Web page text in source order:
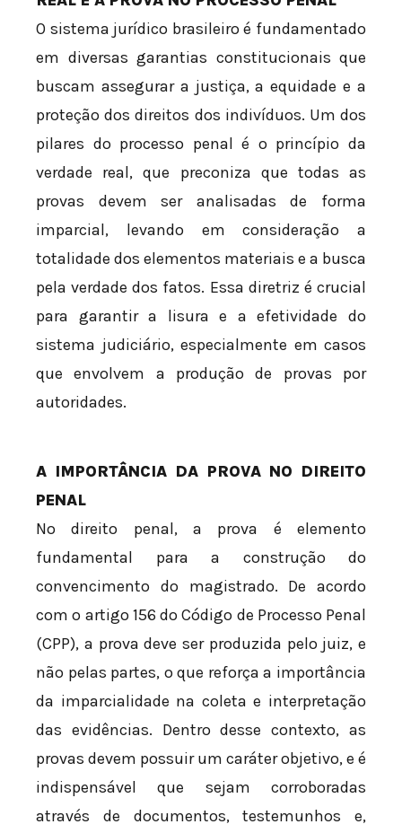
O sistema jurídico brasileiro é fundamentado
em diversas garantias constitucionais que
buscam assegurar a justiça, a equidade e a
proteção dos direitos dos indivíduos. Um dos
pilares do processo penal é o princípio da
verdade real, que preconiza que todas as
provas devem ser analisadas de forma
imparcial, levando em consideração a
totalidade dos elementos materiais e a busca
pela verdade dos fatos. Essa diretriz é crucial
para garantir a lisura e a efetividade do
sistema judiciário, especialmente em casos
que envolvem a produção de provas por
autoridades.
A IMPORTÂNCIA DA PROVA NO DIREITO
PENAL
No direito penal, a prova é elemento
fundamental para a construção do
convencimento do magistrado. De acordo
com o artigo 156 do Código de Processo Penal
(CPP), a prova deve ser produzida pelo juiz, e
não pelas partes, o que reforça a importância
da imparcialidade na coleta e interpretação
das evidências. Dentro desse contexto, as
provas devem possuir um caráter objetivo, e é
indispensável que sejam corroboradas
através de documentos, testemunhos e,